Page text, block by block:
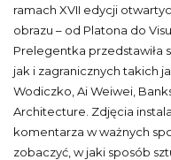
ramach XVII edycji
obrazu – od Platona do
Prelegentka przedstawiła
jak i zagranicznych takich
Wodiczko, Ai Weiwei,
Architecture. Zdjęcia
komentarza w ważnych
zobaczyć, w jaki sposób